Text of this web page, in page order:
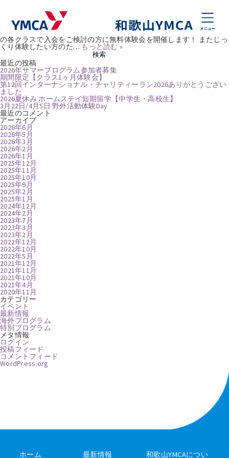
春から始めよう！入会キャンペーン開催
2025年1月17日 natsumikobayashi
2025年度 ウエルネス・英会話クラス こども＆一般対象プログラム参
加者募集 和歌山YMCAでは、ウエルネス・英会話・Yキッズアカデミー
の各クラスで入会をご検討の方に無料体験会を開催します！ またじっ
くり体験したい方のた… もっと読む »
検
索:
検索
最近の投稿
2026年サマープログラム参加者募集
期間限定【クラス1ヶ月体験会】
第12回インターナショナル・チャリティーラン2026ありがとうござい
ました
2026夏休み ホームステイ短期留学【中学生・高校生】
3月22日/4月5日 野外活動体験Day
最近のコメント
アーカイブ
2026年6月
2026年5月
2026年3月
2026年2月
2026年1月
2025年12月
2025年11月
2025年10月
2025年9月
2025年2月
2025年1月
2024年12月
2024年2月
2023年7月
2023年3月
2023年2月
2022年12月
2022年10月
2022年5月
2021年12月
2021年11月
2021年10月
2021年4月
2020年11月
カテゴリー
イベント
最新情報
海外プログラム
特別プログラム
メタ情報
ログイン
投稿フィード
コメントフィード
WordPress.org
ホーム 最新情報 和歌山YMCAについ